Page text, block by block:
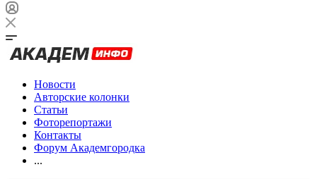
Новости
Авторские колонки
Статьи
Фоторепортажи
Контакты
Форум Академгородка
...